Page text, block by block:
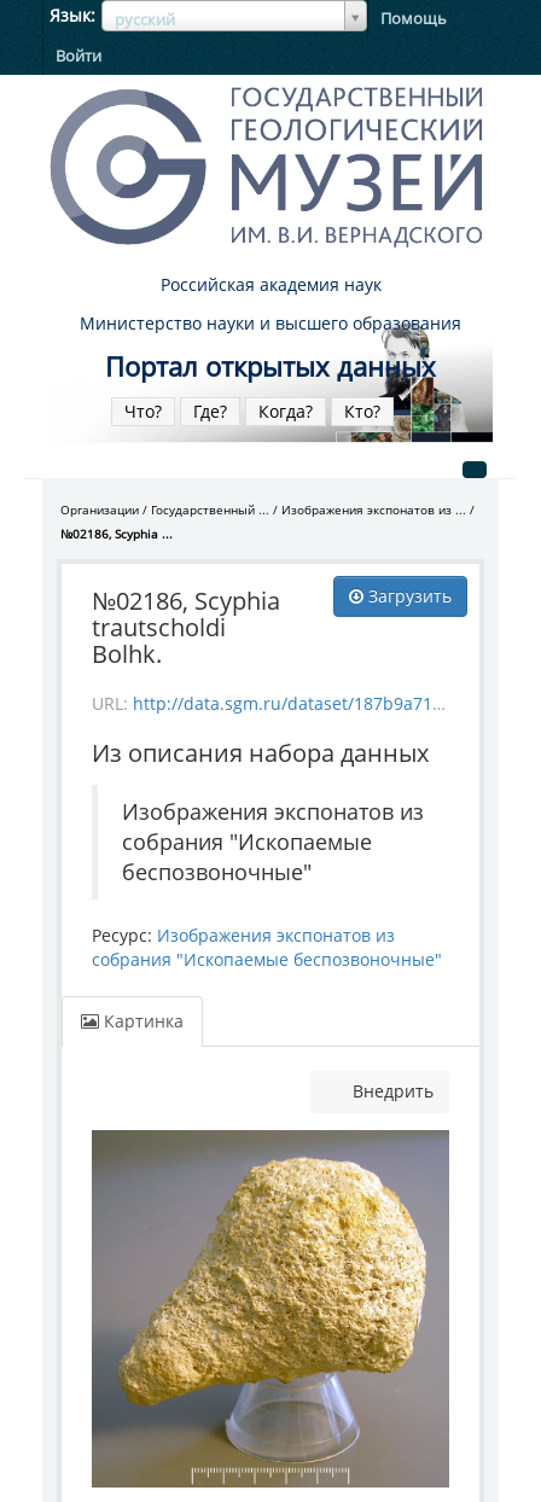
Язык русский
ЯзыкЯзык
Помощь
Войти
Российская академия наук
Министерство науки и высшего образования
Портал открытых данных
Что? Где? Когда? Кто?
Организации Государственный ...
Изображения экспонатов из ...
№02186, Scyphia ...
Загрузить
№02186, Scyphia
trautscholdi
Bolhk.
URL: http://data.sgm.ru/dataset/187b9a71-4c85-43ec-99fe-080bdf792007/resource/c42ec965-8214-44b5-90b6-52bb99019083/download/invertebrate_2186.jpg
Из описания набора данных
Изображения экспонатов из
собрания "Ископаемые
беспозвоночные"
Ресурс: Изображения экспонатов из
собрания "Ископаемые беспозвоночные"
Картинка
Внедрить